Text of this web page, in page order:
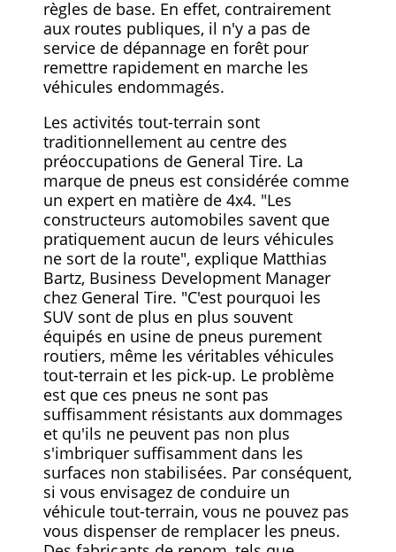
règles de base. En effet, contrairement
aux routes publiques, il n'y a pas de
service de dépannage en forêt pour
remettre rapidement en marche les
véhicules endommagés.
Les activités tout-terrain sont
traditionnellement au centre des
préoccupations de General Tire. La
marque de pneus est considérée comme
un expert en matière de 4x4. "Les
constructeurs automobiles savent que
pratiquement aucun de leurs véhicules
ne sort de la route", explique Matthias
Bartz, Business Development Manager
chez General Tire. "C'est pourquoi les
SUV sont de plus en plus souvent
équipés en usine de pneus purement
routiers, même les véritables véhicules
tout-terrain et les pick-up. Le problème
est que ces pneus ne sont pas
suffisamment résistants aux dommages
et qu'ils ne peuvent pas non plus
s'imbriquer suffisamment dans les
surfaces non stabilisées. Par conséquent,
si vous envisagez de conduire un
véhicule tout-terrain, vous ne pouvez pas
vous dispenser de remplacer les pneus.